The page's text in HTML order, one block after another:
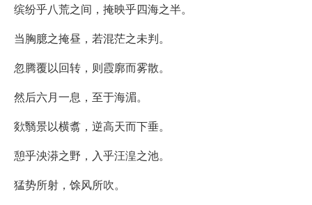
缤纷乎八荒之间，掩映乎四海之半。
当胸臆之掩昼，若混茫之未判。
忽腾覆以回转，则霞廓而雾散。
然后六月一息，至于海湄。
欻翳景以横翥，逆高天而下垂。
憩乎泱漭之野，入乎汪湟之池。
猛势所射，馀风所吹。